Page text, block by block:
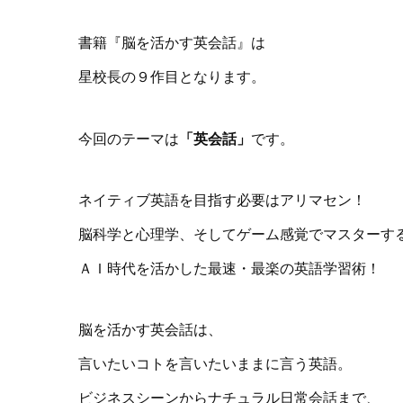
書籍『脳を活かす英会話』は
星校長の９作目となります。
今回のテーマは 「英会話」 です。
ネイティブ英語を目指す必要はアリマセン！
脳科学と心理学、そしてゲーム感覚でマスターす
ＡＩ時代を活かした最速・最楽の英語学習術！
脳を活かす英会話は、
言いたいコトを言いたいままに言う英語。
ビジネスシーンからナチュラル日常会話まで、